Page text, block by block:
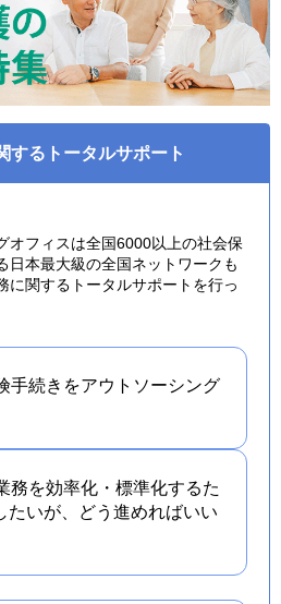
するトータルサポート
オフィスは全国6000以上の社会保
日本最大級の全国ネットワークも
に関するトータルサポートを行っ
手続きをアウトソーシング
務を効率化・標準化するた
たいが、どう進めればいい